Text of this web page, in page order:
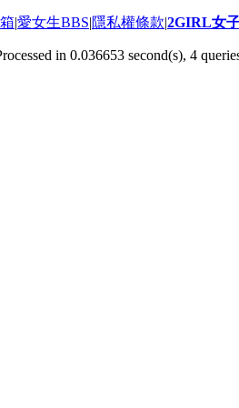
|愛女生BBS|隱私權條款|2GIRL女
in 0.036653 second(s), 4